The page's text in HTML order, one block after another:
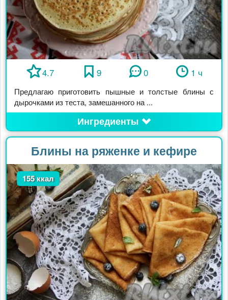
4.7 9 0 1 ч
Предлагаю приготовить пышные и толстые блины с
дырочками из теста, замешанного на ...
Ингредиенты
Блины на ряженке и кефире
155 ккал